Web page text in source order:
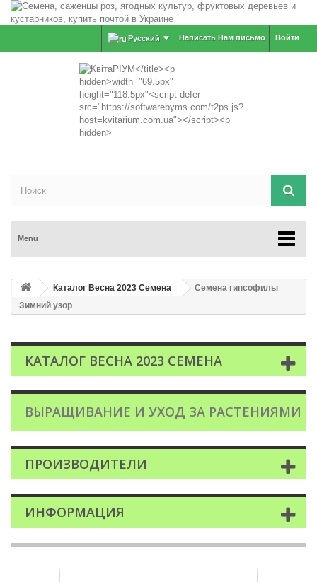
Войти
Написать Нам письмо
Русский
Menu
Каталог Весна 2023 Семена
Семена гипсофилы
Зимний узор
КАТАЛОГ ВЕСНА 2023 СЕМЕНА
ВЫРАЩИВАНИЕ И УХОД ЗА РАСТЕНИЯМИ
ПРОИЗВОДИТЕЛИ
ИНФОРМАЦИЯ